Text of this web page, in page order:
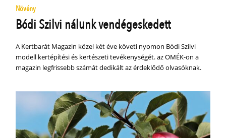
Növény
Bódi Szilvi nálunk vendégeskedett
A Kertbarát Magazin közel két éve követi nyomon Bódi Szilvi
modell kertépítési és kertészeti tevékenységét. az OMÉK-on a
magazin legfrissebb számát dedikált az érdeklődő olvasóknak.